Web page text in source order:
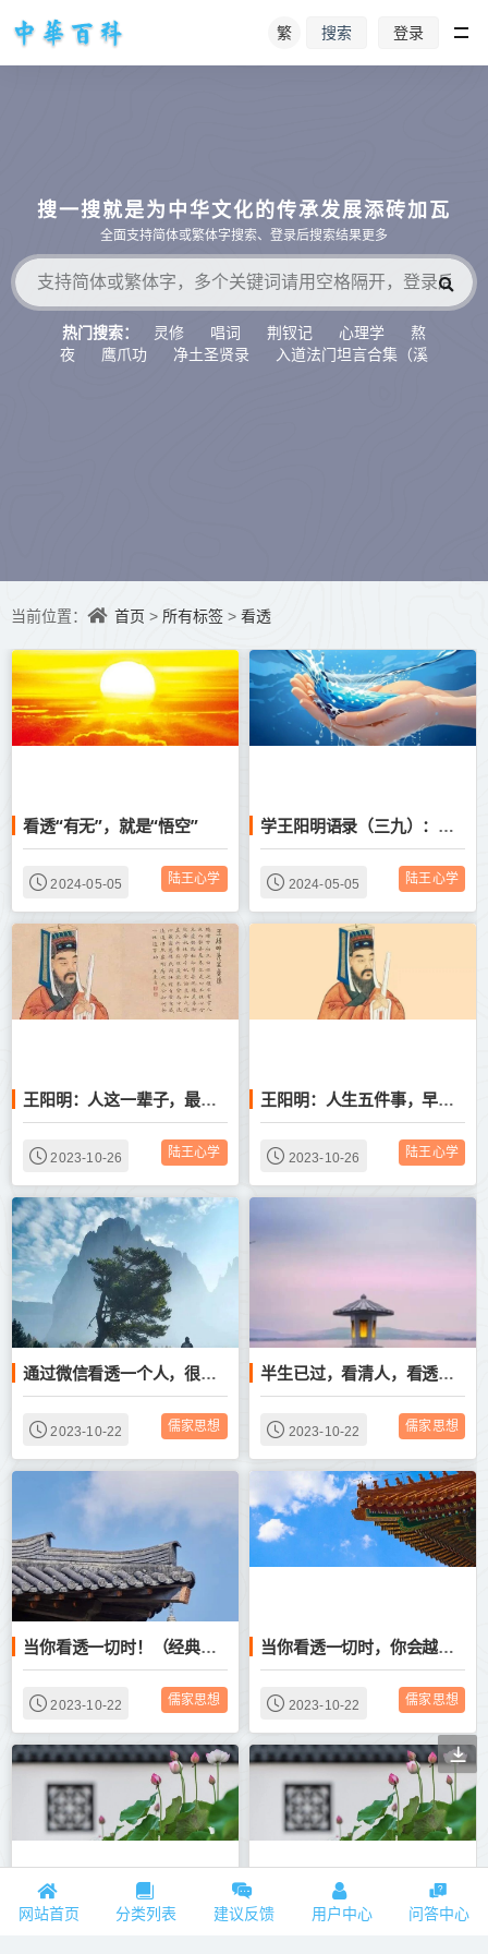
繁 搜索 登录
搜一搜就是为中华文化的传承发展添砖加瓦
全面支持简体或繁体字搜索、登录后搜索结果更多
热门搜索： 灵修 唱词 荆钗记 心理学
熬
夜
鹰爪功 净土圣贤录
入道法门坦言合集（溪
当前位置： 首页 > 所有标签 > 看透
看透“有无”，就是“悟空”
2024-05-05 陆王心学
学王阳明语录（三九）：看透性字万理通
2024-05-05 陆王心学
王阳明：人这一辈子，最该看透的五件事
2023-10-26 陆王心学
王阳明：人生五件事，早些看透早些洒脱！
2023-10-26 陆王心学
通过微信看透一个人，很准！
2023-10-22 儒家思想
半生已过，看清人，看透心（好文）
2023-10-22 儒家思想
当你看透一切时！（经典感悟）
2023-10-22 儒家思想
当你看透一切时，你会越来越顺
2023-10-22 儒家思想
当你看透一切时…… 当你看透一切时……
网站首页 分类列表 建议反馈 用户中心 问答中心